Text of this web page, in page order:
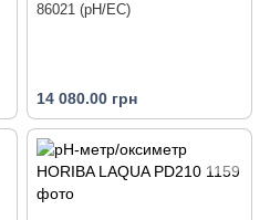
86021 (pH/EC)
14 080.00 грн